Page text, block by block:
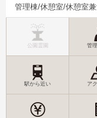
管理棟/休憩室/休憩室
公園霊園 管
駅から近い ア